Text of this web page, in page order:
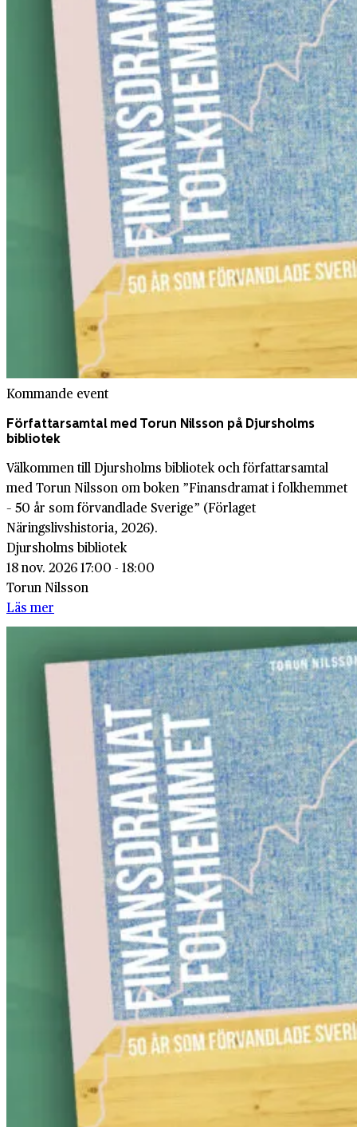
Kommande event
Författarsamtal med Torun Nilsson på Djursholms
bibliotek
Välkommen till Djursholms bibliotek och författarsamtal
med Torun Nilsson om boken ”Finansdramat i folkhemmet
– 50 år som förvandlade Sverige” (Förlaget
Näringslivshistoria, 2026).
Djursholms bibliotek
18 nov. 2026 17:00 - 18:00
Torun Nilsson
Läs mer